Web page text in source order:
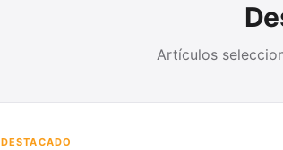
Artículos
DESTACADO